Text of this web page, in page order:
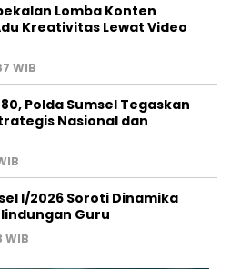
Lomba Konten
Kreativitas Lewat Video
WIB
Polda Sumsel Tegaskan
Nasional dan
I/2026 Soroti Dinamika
Guru
WIB